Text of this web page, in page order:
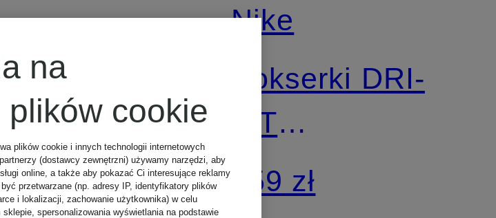
zł
cena:
Nike
Bokserki DRI-
FIT
EVERYDAY
159 zł
na
cookie
plików cookie i innych technologii internetowych
(dostawcy zewnętrzni) używamy narzędzi, aby
online, a także aby pokazać Ci interesujące reklamy
przetwarzane (np. adresy IP, identyfikatory plików
i lokalizacji, zachowanie użytkownika) w celu
spersonalizowania wyświetlania na podstawie